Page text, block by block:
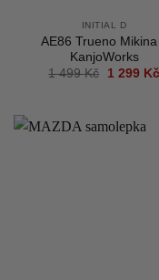
INITIAL D
AE86 Trueno
KanjoWorks
1 499Kč
Původní
499 Kč.
1 299 Kč